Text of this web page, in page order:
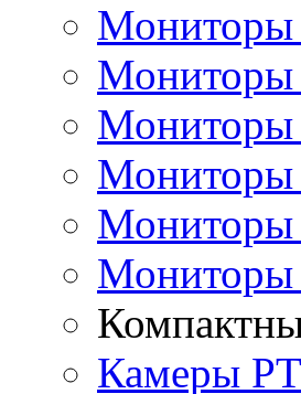
Мониторы
Мониторы
Мониторы
Мониторы
Мониторы
Камеры